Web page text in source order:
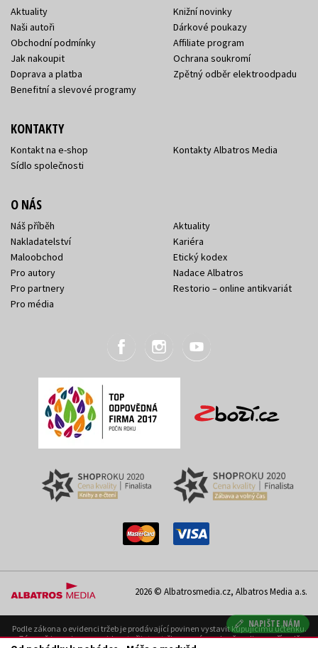
NAPIŠTE NÁM
Aktuality
Naši autoři
Obchodní podmínky
Jak nakoupit
Doprava a platba
Benefitní a slevové programy
Knižní novinky
Dárkové poukazy
Affiliate program
Ochrana soukromí
Zpětný odběr elektroodpadu
KONTAKTY
Kontakt na e-shop
Sídlo společnosti
Kontakty Albatros Media
O NÁS
Náš příběh
Nakladatelství
Maloobchod
Pro autory
Pro partnery
Pro média
Aktuality
Kariéra
Etický kodex
Nadace Albatros
Restorio – online antikvariát
2026 © Albatrosmedia.cz, Albatros Media a.s.
Podle zákona o evidenci tržeb je prodávající povinen vystavit kupujícímu účtenku.
Zároveň je povinen zaevidovat přijatou tržbu u správce daně on-line; v případě